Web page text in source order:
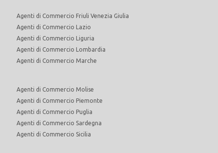
Agenti di Commercio Friuli Venezia Giulia
Agenti di Commercio Lazio
Agenti di Commercio Liguria
Agenti di Commercio Lombardia
Agenti di Commercio Marche
Agenti di Commercio Molise
Agenti di Commercio Piemonte
Agenti di Commercio Puglia
Agenti di Commercio Sardegna
Agenti di Commercio Sicilia